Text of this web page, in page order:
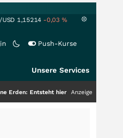
USD 1,15214 -0,03 %
Push-Kurse
Unsere Services
hier die nächste Milliardenstory?
Anzeige